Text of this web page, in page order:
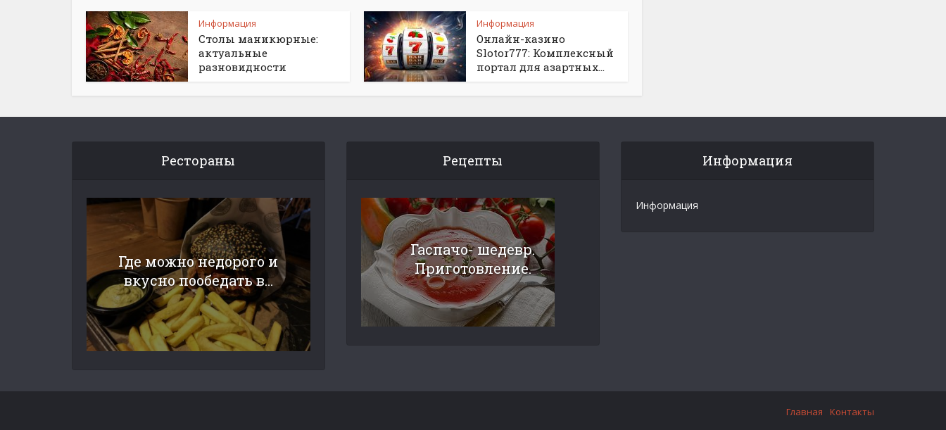
Информация
Столы маникюрные:
актуальные
разновидности
Информация
Онлайн-казино
Slotor777: Комплексный
портал для азартных...
Рестораны
Где можно недорого и
вкусно пообедать в...
Рецепты
Гаспачо- шедевр.
Приготовление.
Информация
Информация
Главная Контакты